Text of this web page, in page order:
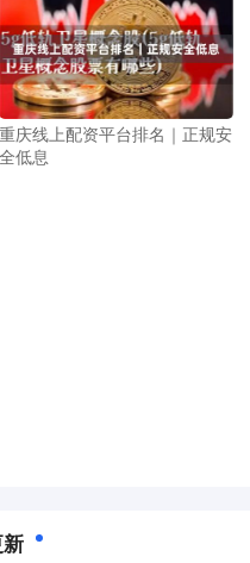
重庆线上配资平台排名｜正规安
全低息